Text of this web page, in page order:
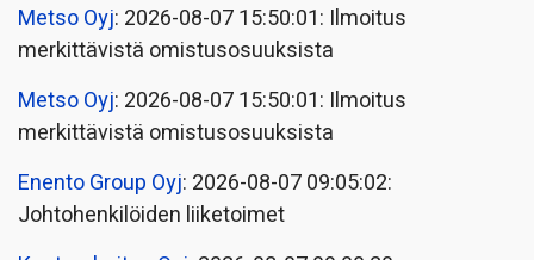
Metso Oyj: 2026-08-07 15:50:01: Ilmoitus
merkittävistä omistusosuuksista
Metso Oyj: 2026-08-07 15:50:01: Ilmoitus
merkittävistä omistusosuuksista
Enento Group Oyj: 2026-08-07 09:05:02:
Johtohenkilöiden liiketoimet